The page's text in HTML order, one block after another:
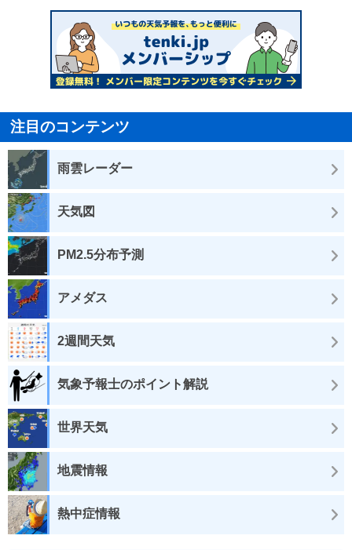
注目のコンテンツ
雨雲レーダー
天気図
PM2.5分布予測
アメダス
2週間天気
気象予報士のポイント解説
世界天気
地震情報
熱中症情報